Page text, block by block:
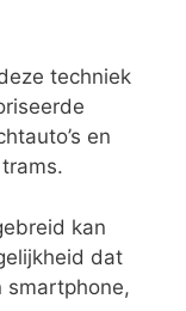
techniek
en
kan
dat
smartphone,